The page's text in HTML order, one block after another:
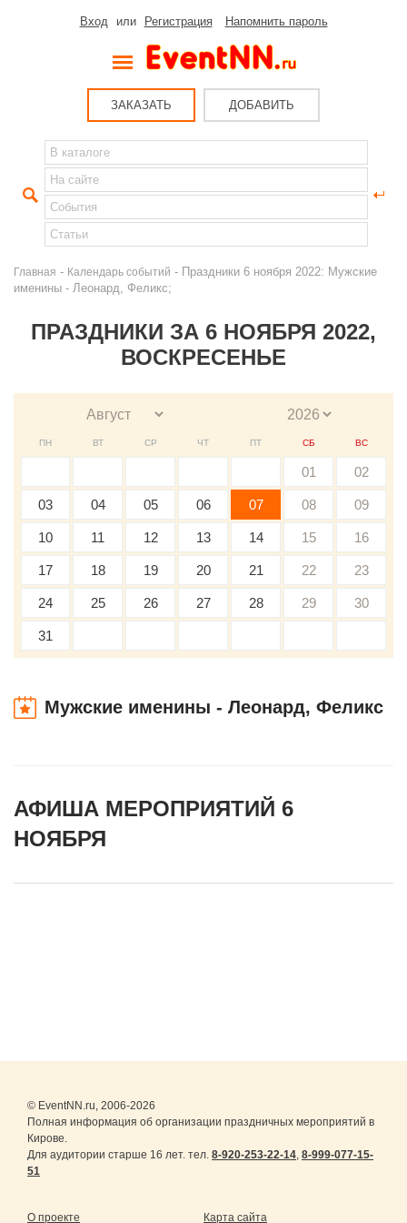
Вход или Регистрация Напомнить пароль
ЗАКАЗАТЬ ДОБАВИТЬ
Главная - Календарь событий - Праздники 6 ноября 2022: Мужские
именины - Леонард, Феликс;
ПРАЗДНИКИ ЗА 6 НОЯБРЯ 2022,
ВОСКРЕСЕНЬЕ
ПН ВТ СР ЧТ ПТ СБ ВС
01 02
03 04 05 06 07 08 09
10 11 12 13 14 15 16
17 18 19 20 21 22 23
24 25 26 27 28 29 30
31
Мужские именины - Леонард, Феликс
АФИША МЕРОПРИЯТИЙ 6
НОЯБРЯ
© EventNN.ru, 2006-2026
Полная информация об организации праздничных мероприятий в
Кирове.
Для аудитории старше 16 лет. тел. 8-920-253-22-14, 8-999-077-15-
51
О проекте Карта сайта